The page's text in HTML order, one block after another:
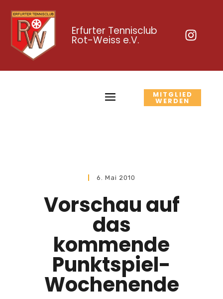
Erfurter Tennisclub
Rot-Weiss e.V.
MITGLIED
WERDEN
6. Mai 2010
Vorschau auf
das
kommende
Punktspiel-
Wochenende